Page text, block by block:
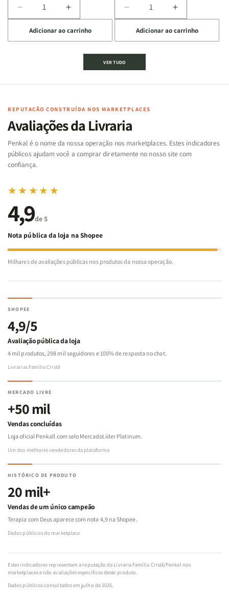
Diminuir
a
quantidade
de
Cartas
Famílias
Bíblia
-
Penkal
Aumentar
a
quantidade
de
Jogo
Cartas
Famílias
da
Bíblia
-
Penkal
Adicionar ao carrinho
Diminuir
a
quantidade
de
Jogo
|
de
Aumentar
a
quantidade
de
|
Adicionar ao carrinho
VER TUDO
REPUTAÇÃO CONSTRUÍDA NOS MARKETPLACES
Avaliações da Livraria
Penkal é o nome da nossa operação nos marketplaces. Estes indicadores
públicos ajudam você a comprar diretamente no nosso site com
confiança.
★★★★★
4,9de 5
Nota pública da loja na Shopee
Milhares de avaliações públicas nos produtos da nossa operação.
SHOPEE
4,9/5
Avaliação pública da loja
4 mil produtos, 298 mil seguidores e 100% de resposta no chat.
Livrarias Família Cristã
MERCADO LIVRE
+50 mil
Vendas concluídas
Loja oficial Penkall com selo MercadoLíder Platinum.
Um dos melhores vendedores da plataforma
HISTÓRICO DE PRODUTO
20 mil+
Vendas de um único campeão
Terapia com Deus aparece com nota 4,9 na Shopee.
Dados públicos do marketplace
Estes indicadores representam a reputação da Livraria Família Cristã/Penkal nos
marketplaces e não avaliações específicas deste produto.
Dados públicos consultados em julho de 2026.